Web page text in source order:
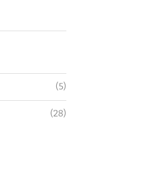
(5)
(28)